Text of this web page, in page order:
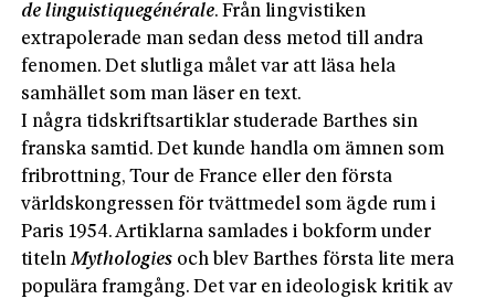
delinguistiquegénérale. Från lingvistiken
extrapolerade man sedan dess metod till andra
fenomen. Det slutliga målet var att läsa hela
samhället som man läser en text.
I några tidskriftsartiklar studerade Barthes sin
franska samtid. Det kunde handla om ämnen som
fribrottning, Tour de France eller den första
världskongressen för tvättmedel som ägde rum i
Paris 1954. Artiklarna samlades i bokform under
titelnMythologies och blev Barthes första lite mera
populära framgång. Det var en ideologisk kritik av